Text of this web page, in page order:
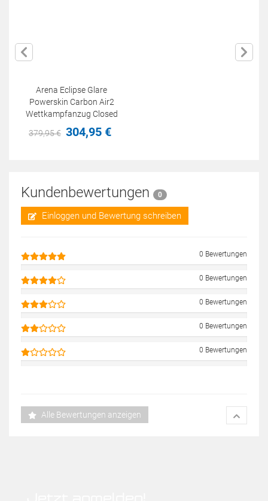
Arena Eclipse Glare
Powerskin Carbon Air2
Wettkampfanzug Closed
Back Limited Edition
379,95€ 304,95 €
Kundenbewertungen 0
Einloggen und Bewertung schreiben
0 Bewertungen
0 Bewertungen
0 Bewertungen
0 Bewertungen
0 Bewertungen
Alle Bewertungen anzeigen